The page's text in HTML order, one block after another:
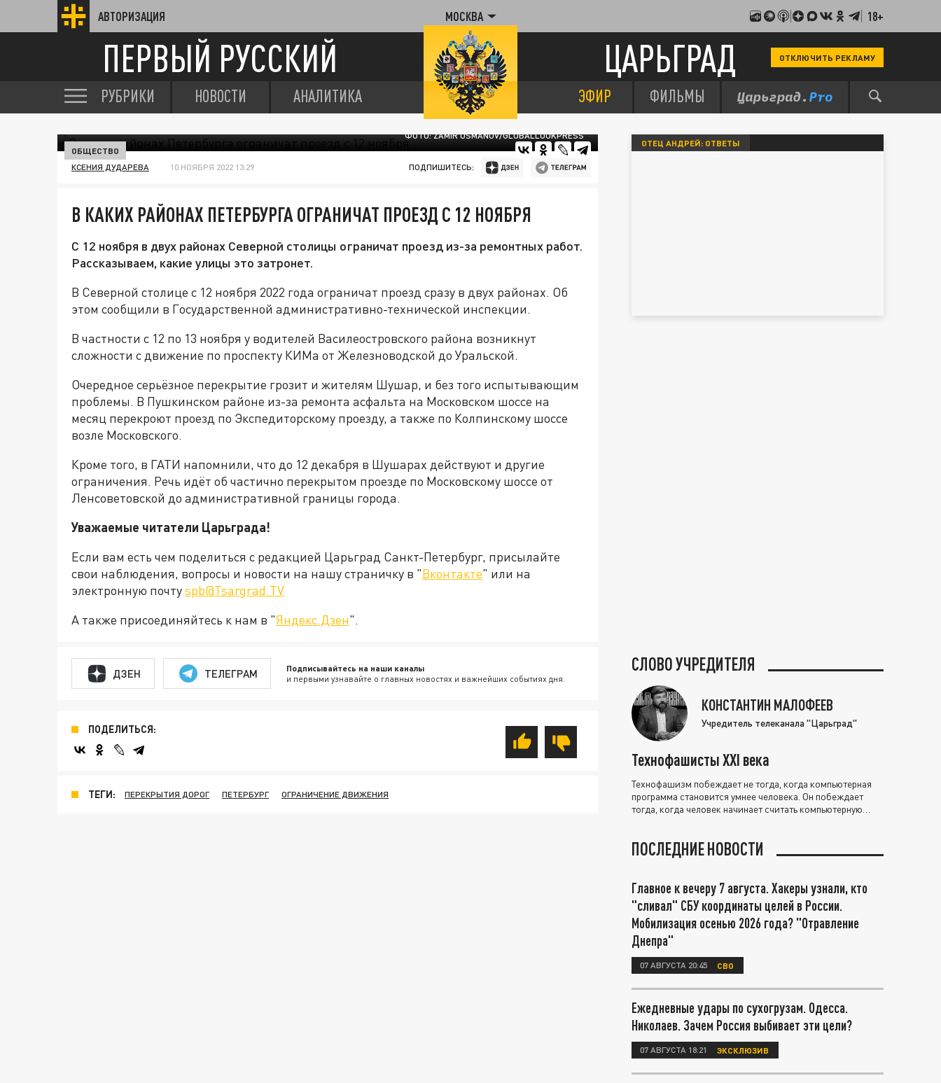
АВТОРИЗАЦИЯ МОСКВА 18+
ПЕРВЫЙ РУССКИЙ ЦАРЬГРАД ОТКЛЮЧИТЬ РЕКЛАМУ
РУБРИКИ НОВОСТИ АНАЛИТИКА ЭФИР ФИЛЬМЫ
ФОТО: ZAMIR USMANOV/GLOBALLOOKPRESS
ОБЩЕСТВО
КСЕНИЯ ДУДАРЕВА 10 НОЯБРЯ 2022 13:29 ПОДПИШИТЕСЬ:
В КАКИХ РАЙОНАХ ПЕТЕРБУРГА ОГРАНИЧАТ ПРОЕЗД С 12 НОЯБРЯ
С 12 ноября в двух районах Северной столицы ограничат проезд из-за ремонтных работ.
Рассказываем, какие улицы это затронет.
В Северной столице с 12 ноября 2022 года ограничат проезд сразу в двух районах. Об
этом сообщили в Государственной административно-технической инспекции.
В частности с 12 по 13 ноября у водителей Василеостровского района возникнут
сложности с движение по проспекту КИМа от Железноводской до Уральской.
Очередное серьёзное перекрытие грозит и жителям Шушар, и без того испытывающим
проблемы. В Пушкинском районе из-за ремонта асфальта на Московском шоссе на
месяц перекроют проезд по Экспедиторскому проезду, а также по Колпинскому шоссе
возле Московского.
Кроме того, в ГАТИ напомнили, что до 12 декабря в Шушарах действуют и другие
ограничения. Речь идёт об частично перекрытом проезде по Московскому шоссе от
Ленсоветовской до административной границы города.
Уважаемые читатели Царьграда!
Если вам есть чем поделиться с редакцией Царьград Санкт-Петербург, присылайте
свои наблюдения, вопросы и новости на нашу страничку в "Вконтакте" или на
электронную почтуspb@Tsargrad.TV
А также присоединяйтесь к нам в "Яндекс.Дзен".
ДЗЕН ТЕЛЕГРАМ Подписывайтесь на наши каналы
и первыми узнавайте о главных новостях и важнейших событиях дня.
ПОДЕЛИТЬСЯ:
ТЕГИ: ПЕРЕКРЫТИЯ ДОРОГ ПЕТЕРБУРГ ОГРАНИЧЕНИЕ ДВИЖЕНИЯ
ОТЕЦ АНДРЕЙ: ОТВЕТЫ
СЛОВО УЧРЕДИТЕЛЯ
КОНСТАНТИН МАЛОФЕЕВ
Учредитель телеканала "Царьград"
Технофашисты XXI века
Технофашизм побеждает не тогда, когда компьютерная
программа становится умнее человека. Он побеждает
тогда, когда человек начинает считать компьютерную
ПОСЛЕДНИЕ НОВОСТИ
Главное к вечеру 7 августа. Хакеры узнали, кто
"сливал" СБУ координаты целей в России.
Мобилизация осенью 2026 года? "Отравление
Днепра"
07 АВГУСТА 20:45 СВО
Ежедневные удары по сухогрузам. Одесса.
Николаев. Зачем Россия выбивает эти цели?
07 АВГУСТА 18:21 ЭКСКЛЮЗИВ